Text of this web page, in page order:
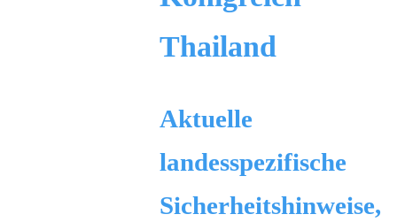
Thailand
Aktuelle
landesspezifische
Sicherheitshinweise,